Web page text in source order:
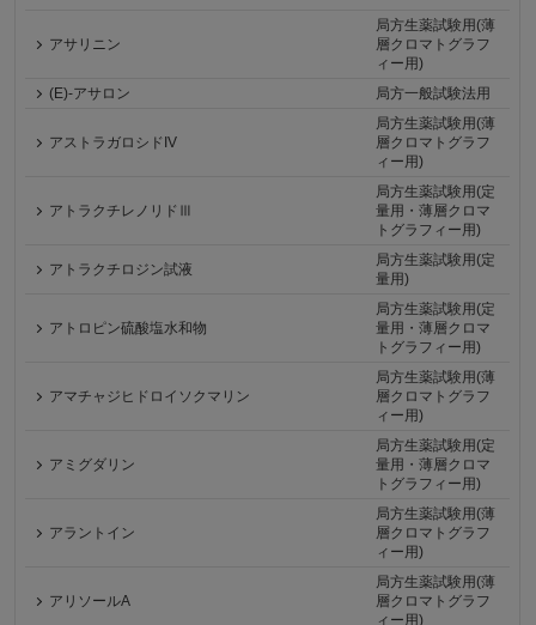
アサリニン
局方生薬試験用(薄
層クロマトグラフ
ィー用)
(E)-アサロン
局方一般試験法用
アストラガロシドIV
局方生薬試験用(薄
層クロマトグラフ
ィー用)
アトラクチレノリドⅢ
局方生薬試験用(定
量用・薄層クロマ
トグラフィー用)
アトラクチロジン試液
局方生薬試験用(定
量用)
アトロピン硫酸塩水和物
局方生薬試験用(定
量用・薄層クロマ
トグラフィー用)
アマチャジヒドロイソクマリン
局方生薬試験用(薄
層クロマトグラフ
ィー用)
アミグダリン
局方生薬試験用(定
量用・薄層クロマ
トグラフィー用)
アラントイン
局方生薬試験用(薄
層クロマトグラフ
ィー用)
アリソールA
局方生薬試験用(薄
層クロマトグラフ
ィー用)